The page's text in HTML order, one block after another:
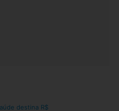
destina R$